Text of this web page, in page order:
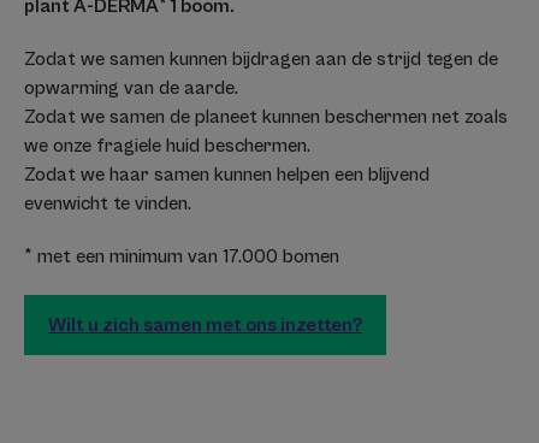
plant A-DERMA* 1 boom.
Zodat we samen kunnen bijdragen aan de strijd tegen de
opwarming van de aarde.
Zodat we samen de planeet kunnen beschermen net zoals
we onze fragiele huid beschermen.
Zodat we haar samen kunnen helpen een blijvend
evenwicht te vinden.
* met een minimum van 17.000 bomen
Wilt u zich samen met ons inzetten?